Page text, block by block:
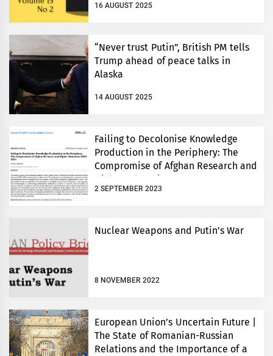
16 AUGUST 2025
“Never trust Putin”, British PM tells
Trump ahead of peace talks in
Alaska
14 AUGUST 2025
Failing to Decolonise Knowledge
Production in the Periphery: The
Compromise of Afghan Research and
Higher Education 2001-2021
2 SEPTEMBER 2023
Nuclear Weapons and Putin’s War
8 NOVEMBER 2022
European Union’s Uncertain Future |
The State of Romanian-Russian
Relations and the Importance of a